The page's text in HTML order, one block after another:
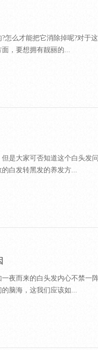
怎么才能把它消除掉呢?对于
，要想拥有靓丽的...
是大家可否知道这个白头发
白发转黑发的养发方...
夜而来的白头发内心不禁一
脑海，这我们应该如...